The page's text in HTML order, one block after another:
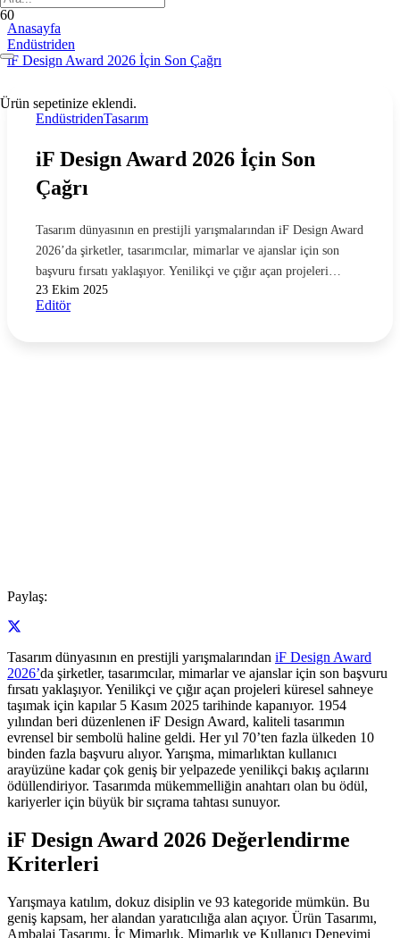
Ürün sepetinize eklendi.
Anasayfa
Endüstriden
iF Design Award 2026 İçin Son Çağrı
EndüstridenTasarım
iF Design Award 2026 İçin Son
Çağrı
Tasarım dünyasının en prestijli yarışmalarından iF Design Award
2026’da şirketler, tasarımcılar, mimarlar ve ajanslar için son
başvuru fırsatı yaklaşıyor. Yenilikçi ve çığır açan projeleri…
23 Ekim 2025
Editör
Paylaş:
Tasarım dünyasının en prestijli yarışmalarından iF Design Award
2026’da şirketler, tasarımcılar, mimarlar ve ajanslar için son başvuru
fırsatı yaklaşıyor. Yenilikçi ve çığır açan projeleri küresel sahneye
taşımak için kapılar 5 Kasım 2025 tarihinde kapanıyor. 1954
yılından beri düzenlenen iF Design Award, kaliteli tasarımın
evrensel bir sembolü haline geldi. Her yıl 70’ten fazla ülkeden 10
binden fazla başvuru alıyor. Yarışma, mimarlıktan kullanıcı
arayüzüne kadar çok geniş bir yelpazede yenilikçi bakış açılarını
ödüllendiriyor. Tasarımda mükemmelliğin anahtarı olan bu ödül,
kariyerler için büyük bir sıçrama tahtası sunuyor.
iF Design Award 2026 Değerlendirme
Kriterleri
Yarışmaya katılım, dokuz disiplin ve 93 kategoride mümkün. Bu
geniş kapsam, her alandan yaratıcılığa alan açıyor. Ürün Tasarımı,
Ambalaj Tasarımı, İç Mimarlık, Mimarlık ve Kullanıcı Deneyimi